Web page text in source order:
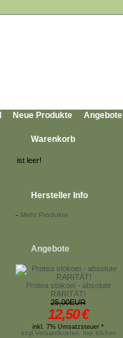
Neue Produkte Angebote
Warenkorb
ist leer!
Hersteller Info
- Mehr Produkte
Angebote
Protea stokoei - absolute
RARITÄT!
25,00EUR
12,50€
inkl. 7% Umsatzsteuer *
zzgl.Versandkosten, hier klicken